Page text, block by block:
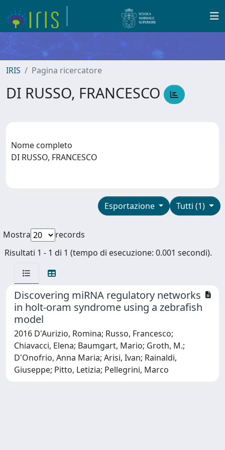
IRIS Pagina ricercatore
DI RUSSO, FRANCESCO
Nome completo
DI RUSSO, FRANCESCO
Tutti (1)
Esportazione
Mostra
records
Risultati 1 - 1 di 1 (tempo di esecuzione: 0.001 secondi).
Discovering miRNA regulatory networks
in holt-oram syndrome using a zebrafish
model
2016 D'Aurizio, Romina; Russo, Francesco;
Chiavacci, Elena; Baumgart, Mario; Groth, M.;
D'Onofrio, Anna Maria; Arisi, Ivan; Rainaldi,
Giuseppe; Pitto, Letizia; Pellegrini, Marco